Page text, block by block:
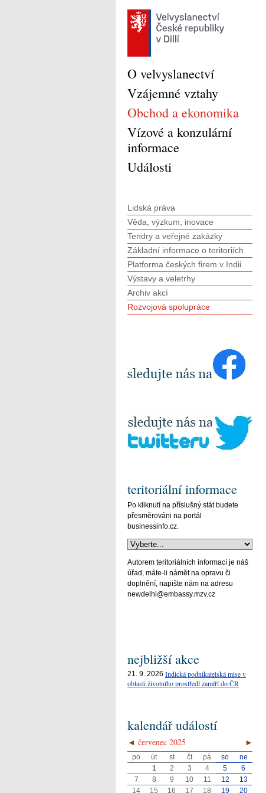
O velvyslanectví
Vzájemné vztahy
Obchod a ekonomika
Vízové a konzulární
informace
Události
Lidská práva
Věda, výzkum, inovace
Tendry a veřejné zakázky
Základní informace o teritoriích
Platforma českých firem v Indii
Výstavy a veletrhy
Archiv akcí
Rozvojová spolupráce
teritoriální informace
Po kliknutí na příslušný stát budete
přesměrováni na portál
businessinfo.cz.
Autorem teritoriálních informací je náš
úřad, máte-li námět na opravu či
doplnění, napište nám na adresu
newdelhi@embassy.mzv.cz
nejbližší akce
21. 9. 2026 Indická podnikatelská mise v
oblasti životního prostředí zamíří do ČR
kalendář událostí
◄ ►
červenec 2025
po út st čt pá so
ne
1
2 3 4 5
6
7
8 9 10 11 12
13
14
15 16 17 18 19 20